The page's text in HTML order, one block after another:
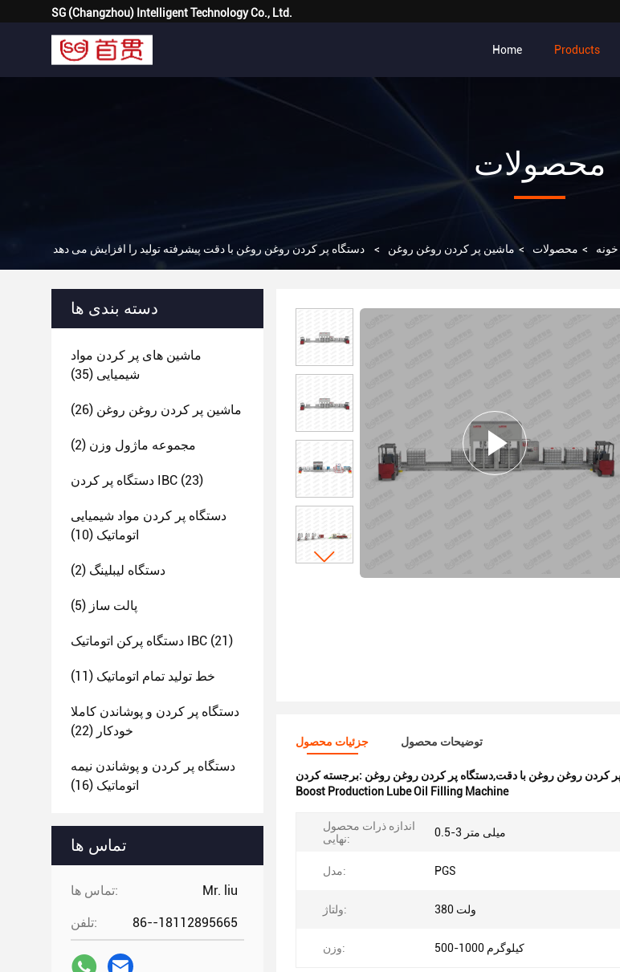
SG (Changzhou) Intelligent Technology Co., Ltd.
Home Products
محصولات
خونه > محصولات > ماشین پر کردن روغن روغن > دستگاه پر کردن روغن روغن با دقت پیشرفته تولید را افزایش می دهد
دسته بندی ها
ماشین های پر کردن مواد
شیمیایی (35)
ماشین پر کردن روغن روغن (26)
مجموعه ماژول وزن (2)
دستگاه پر کردن IBC (23)
دستگاه پر کردن مواد شیمیایی
اتوماتیک (10)
دستگاه لیبلینگ (2)
پالت ساز (5)
دستگاه پرکن اتوماتیک IBC (21)
خط تولید تمام اتوماتیک (11)
دستگاه پر کردن و پوشاندن کاملا
خودکار (22)
دستگاه پر کردن و پوشاندن نیمه
اتوماتیک (16)
تماس ها
تماس ها: Mr. liu
تلفن: 86--18112895665
جزئیات محصول توضیحات محصول
برجسته کردن: کردن روغن روغن با دقت,دستگاه پر کردن روغن روغن
Boost Production Lube Oil Filling Machine
اندازه ذرات محصول
نهایی:
0.5-3 میلی متر
مدل: PGS
ولتاژ: 380 ولت
وزن: 500-1000 کیلوگرم